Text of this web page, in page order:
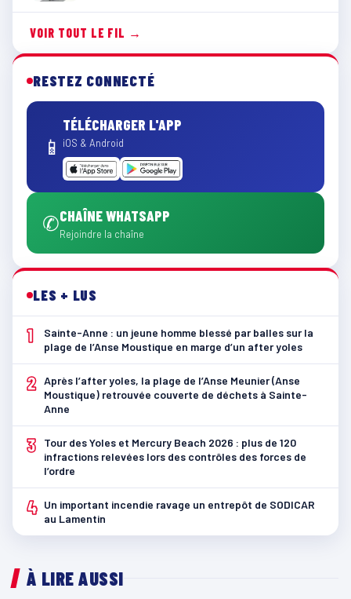
VOIR TOUT LE FIL →
RESTEZ CONNECTÉ
📱
TÉLÉCHARGER L'APP
iOS & Android
✆CHAÎNE WHATSAPP
Rejoindre la chaîne
LES + LUS
1
Sainte-Anne : un jeune homme blessé par balles sur la
plage de l’Anse Moustique en marge d’un after yoles
2 Après l’after yoles, la plage de l’Anse Meunier (Anse
Moustique) retrouvée couverte de déchets à Sainte-
Anne
3
Tour des Yoles et Mercury Beach 2026 : plus de 120
infractions relevées lors des contrôles des forces de
l’ordre
4 Un important incendie ravage un entrepôt de SODICAR
au Lamentin
À LIRE AUSSI